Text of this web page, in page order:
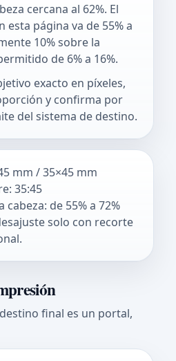
cercana al 62%. El
página va de 55% a
10% sobre la
de 6% a 16%.
exacto en píxeles,
y confirma por
del sistema de destino.
mm / 35×45 mm
35:45
de 55% a 72%
solo con recorte
final es un portal,